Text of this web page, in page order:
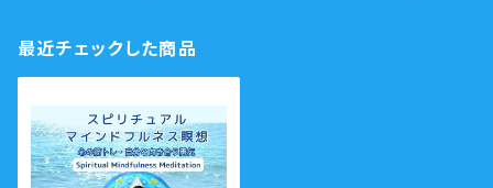
最近チェックした商品